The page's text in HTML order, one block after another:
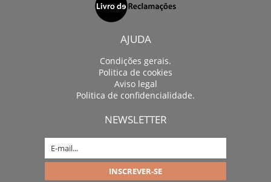
AJUDA
Condições gerais.
Politica de cookies
Aviso legal
Politica de confidencialidade.
NEWSLETTER